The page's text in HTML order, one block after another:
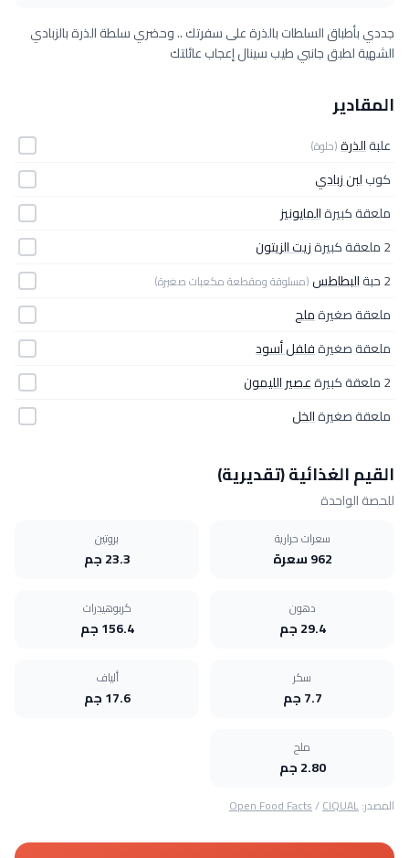
جددي بأطباق السلطات بالذرة على سفرتك .. وحضري سلطة الذرة بالزبادي
الشهية لطبق جانبي طيب سينال إعجاب عائلتك
المقادير
علبةالذرة(حلوة)
كوبلبن زبادي
ملعقة كبيرةالمايونيز
2 ملعقة كبيرة
زيت الزيتون
2 حبة
البطاطس(مسلوقة ومقطعة مكعبات صغيرة)
ملعقة صغيرةملح
ملعقة صغيرةفلفل أسود
2 ملعقة كبيرة
عصير الليمون
ملعقة صغيرةالخل
القيم الغذائية (تقديرية)
للحصة الواحدة
سعرات حرارية
962 سعرة
بروتين
23.3 جم
دهون
29.4 جم
كربوهيدرات
156.4 جم
سكر
7.7 جم
ألياف
17.6 جم
ملح
2.80 جم
المصدر: Open Food Facts/CIQUAL